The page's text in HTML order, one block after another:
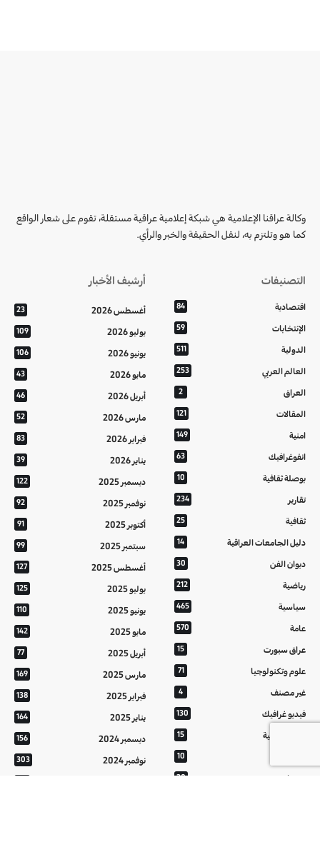
وكالة عراقنا الإعلامية هي شبكة إعلامية عراقية مستقلة، تقوم على شعار الواقع
كما هو وتلتزم به، لنقل الحقيقة والخبر والرأي.
التصنيفات
اقتصادية 84
الإنتخابات 59
الدولية 511
العالم العربي 253
العراق 2
المقالات 121
امنية 149
انفوغرافيك 63
بوصلة ثقافية 10
تقارير 234
ثقافية 25
دليل الجامعات العراقية 14
ديوان الفن 30
رياضية 212
سياسية 465
عامة 570
عراق سبورت 15
علوم وتكنولوجيا 71
غير مصنف 4
فيديو غرافيك 130
معالم عراقية 15
10
منوعات 20
أرشيف الأخبار
أغسطس 2026 23
يوليو 2026 109
يونيو 2026 106
مايو 2026 43
أبريل 2026 46
مارس 2026 52
فبراير 2026 83
يناير 2026 39
ديسمبر 2025 122
نوفمبر 2025 92
أكتوبر 2025 91
سبتمبر 2025 99
أغسطس 2025 127
يوليو 2025 125
يونيو 2025 110
مايو 2025 142
أبريل 2025 77
مارس 2025 169
فبراير 2025 138
يناير 2025 164
ديسمبر 2024 156
نوفمبر 2024 303